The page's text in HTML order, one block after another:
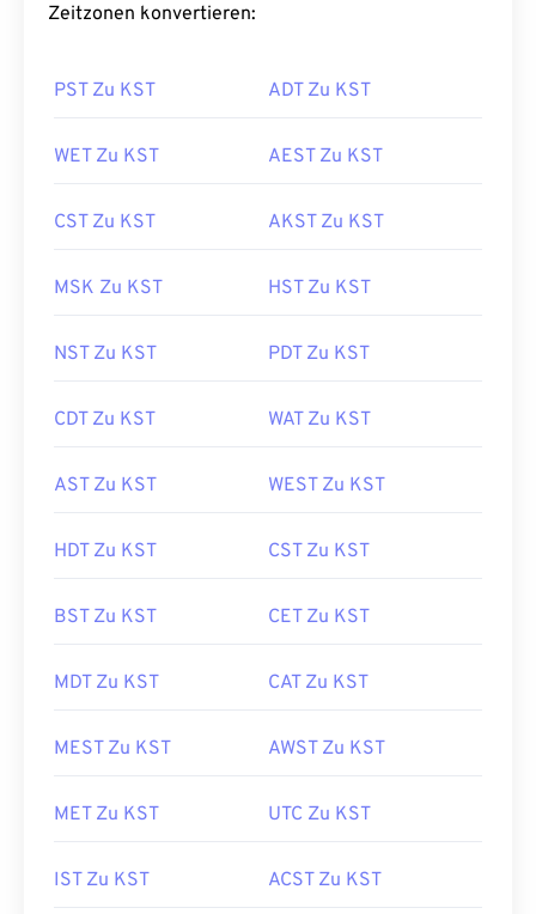
Zeitzonen konvertieren:
PST Zu KST ADT Zu KST
WET Zu KST AEST Zu KST
CST Zu KST AKST Zu KST
MSK Zu KST HST Zu KST
NST Zu KST PDT Zu KST
CDT Zu KST WAT Zu KST
AST Zu KST WEST Zu KST
HDT Zu KST CST Zu KST
BST Zu KST CET Zu KST
MDT Zu KST CAT Zu KST
MEST Zu KST AWST Zu KST
MET Zu KST UTC Zu KST
IST Zu KST ACST Zu KST